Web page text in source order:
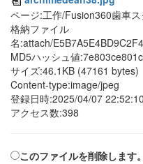
ページ:工作/Fusion360歯車
格納ファイル
名:attach/
MD5ハッシュ値
サイズ:46.1KB (47161 bytes)
Content-type:image/jpeg
登録日時:2025/04/07 22:52:10
アクセス数:398
このファイルを削除します